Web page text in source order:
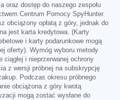
oraz dostęp do naszego zespołu
Centrum Pomocy SpyHunter.
obciążony opłatą z góry, jednak do
jest karta kredytowa. (Karty
i karty podarunkowe mogą
oferty). Wymóg wyboru metody
ciągłej i nieprzerwanej ochrony
z wersji próbnej na subskrypcję
Podczas okresu próbnego
obciążona z góry kwotą
mogą zostać wysłane do